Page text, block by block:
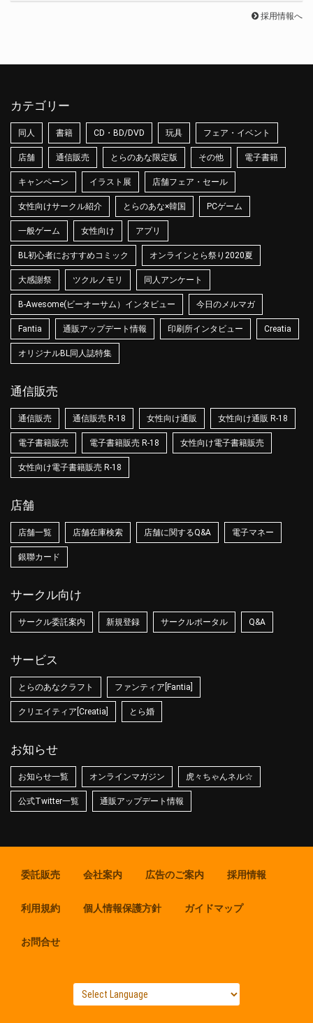
採用情報へ
カテゴリー
同人 書籍 CD・BD/DVD 玩具 フェア・イベント
店舗 通信販売 とらのあな限定版 その他 電子書籍
キャンペーン イラスト展 店舗フェア・セール
女性向けサークル紹介 とらのあな×韓国 PCゲーム
一般ゲーム 女性向け アプリ
BL初心者におすすめコミック オンラインとら祭り2020夏
大感謝祭 ツクルノモリ 同人アンケート
B-Awesome(ビーオーサム）インタビュー 今日のメルマガ
Fantia 通販アップデート情報 印刷所インタビュー Creatia
オリジナルBL同人誌特集
通信販売
通信販売 通信販売 R-18 女性向け通販 女性向け通販 R-18
電子書籍販売 電子書籍販売 R-18 女性向け電子書籍販売
女性向け電子書籍販売 R-18
店舗
店舗一覧 店舗在庫検索 店舗に関するQ&A 電子マネー
銀聯カード
サークル向け
サークル委託案内 新規登録 サークルポータル Q&A
サービス
とらのあなクラフト ファンティア[Fantia]
クリエイティア[Creatia] とら婚
お知らせ
お知らせ一覧 オンラインマガジン 虎々ちゃんネル☆
公式Twitter一覧 通販アップデート情報
委託販売 会社案内 広告のご案内 採用情報
利用規約 個人情報保護方針 ガイドマップ
お問合せ